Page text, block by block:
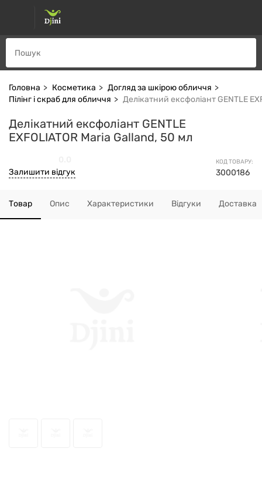
Головна Косметика
Догляд за шкірою обличчя
Пілінг і скраб для обличчя
Делікатний ексфоліант GENTLE
Делікатний ексфоліант GENTLE
EXFOLIATOR Maria Galland, 50 мл
КОД ТОВАРУ:
3000186
Залишити відгук
Товар Опис Характеристики Відгуки Доставка